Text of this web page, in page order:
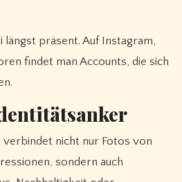
längst präsent. Auf Instagram,
findet man Accounts, die sich
verbindet nicht nur Fotos von
sondern auch